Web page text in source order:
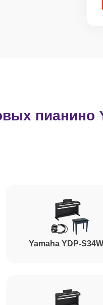
пианино
Yamaha YDP-